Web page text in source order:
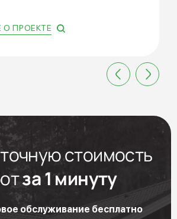
ПРОЕКТЕ
стоимость
за 1 минуту
обслуживание бесплатно